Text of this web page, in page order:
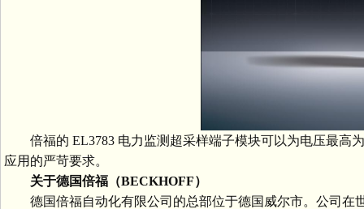
倍福的 EL3783 电力监测超采样端子模块可以为电压最高
应用的严苛要求。
关于德国倍福（BECKHOFF）
德国倍福自动化有限公司的总部位于德国威尔市。公司